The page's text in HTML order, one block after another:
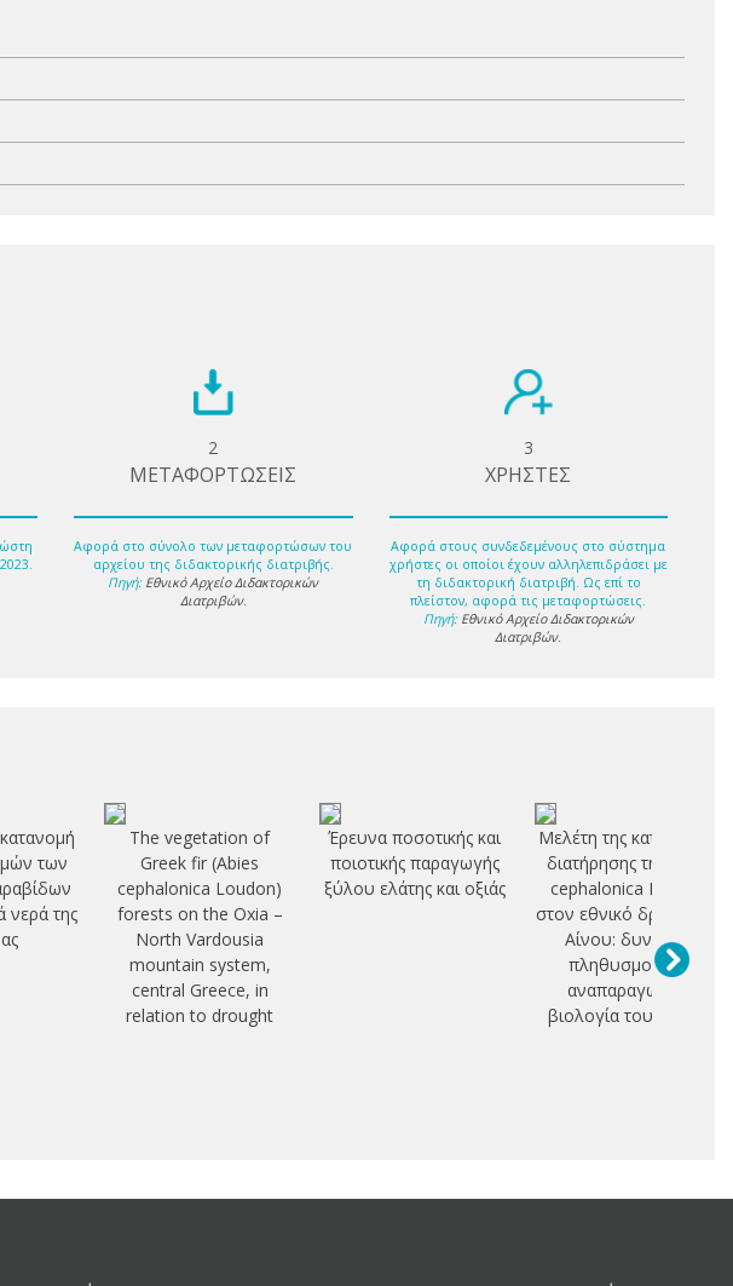
2
ΜΕΤΑΦΟΡΤΩΣΕΙΣ
Αφορά στο σύνολο των μεταφορτώσων του
αρχείου της διδακτορικής διατριβής.
Πηγή: Εθνικό Αρχείο Διδακτορικών
Διατριβών.
3
ΧΡΗΣΤΕΣ
Αφορά στους συνδεδεμένους στο σύστημα
χρήστες οι οποίοι έχουν αλληλεπιδράσει με
τη διδακτορική διατριβή. Ως επί το
πλείστον, αφορά τις μεταφορτώσεις.
Πηγή: Εθνικό Αρχείο Διδακτορικών
Διατριβών.
των
νερά της
The vegetation of
Greek fir (Abies
cephalonica Loudon)
forests on the Oxia –
North Vardousia
mountain system,
central Greece, in
relation to drought
Έρευνα ποσοτικής και
ποιοτικής παραγωγής
ξύλου ελάτης και οξιάς
Μελέτη της κατάστασης
διατήρησης της Abies
cephalonica Loudon
στον εθνικό δρυμό του
Αίνου: δυναμική
πληθυσμού και
αναπαραγωγική
βιολογία του είδους